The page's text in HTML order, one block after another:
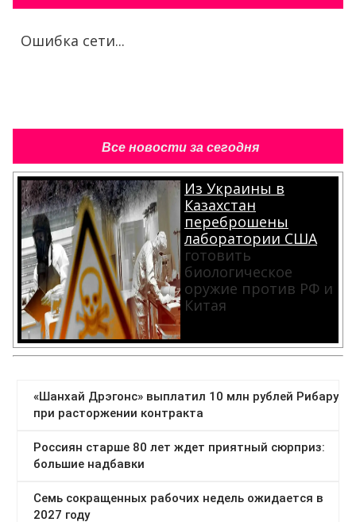
Ошибка сети...
Все новости за сегодня
Из Украины в
Казахстан
переброшены
лаборатории США
готовить
биологическое
оружие против РФ и
Китая